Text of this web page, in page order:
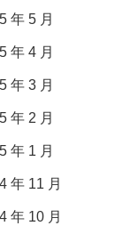
年 5 月
年 4 月
年 3 月
年 2 月
年 1 月
年 11 月
年 10 月